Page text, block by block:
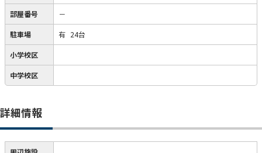
部屋番号 －
駐車場 有 24台
小学校区
中学校区
詳細情報